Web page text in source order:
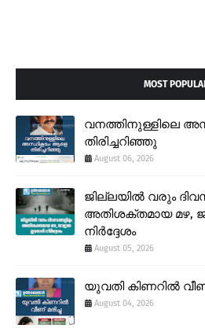
MOST
വനത്തിനുള്ളിലെ
തിരിച്ചറിഞ്ഞു
August 06, 2026
ജില്ലയിൽ വരും
അതിശക്തമായ മഴ,
നിർദ്ദേശം
August 05, 2026
യുവതി കിണറിൽ വീണ്
August 04, 2026